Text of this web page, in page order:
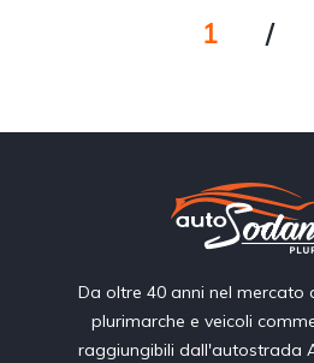
1 /
Da oltre 40 anni nel mercato
plurimarche e veicoli
raggiungibili dall'autostrada